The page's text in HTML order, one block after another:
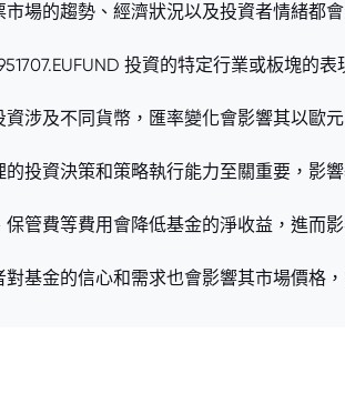
場的趨勢、經濟狀況以及投資者情緒都
投資的特定行業或板塊的表
資涉及不同貨幣，匯率變化會影響其以歐
投資決策和策略執行能力至關重要，影
管費等費用會降低基金的淨收益，進而影
基金的信心和需求也會影響其市場價格